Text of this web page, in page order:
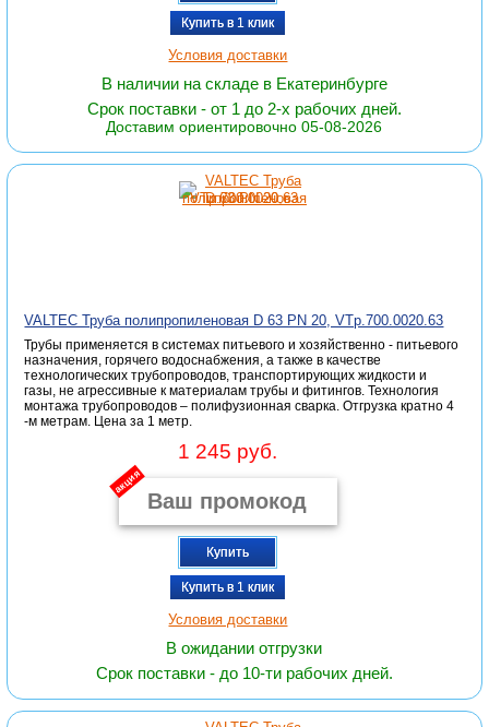
Купить в 1 клик
Условия доставки
В наличии на складе в Екатеринбурге
Срок поставки - от 1 до 2-х рабочих дней.
Доставим ориентировочно 05-08-2026
VALTEC Труба полипропиленовая D 63 PN 20, VTp.700.0020.63
Трубы применяется в системах питьевого и хозяйственно - питьевого
назначения, горячего водоснабжения, а также в качестве
технологических трубопроводов, транспортирующих жидкости и
газы, не агрессивные к материалам трубы и фитингов. Технология
монтажа трубопроводов – полифузионная сварка. Отгрузка кратно 4
-м метрам. Цена за 1 метр.
1 245 руб.
акция
Купить
Купить в 1 клик
Условия доставки
В ожидании отгрузки
Срок поставки - до 10-ти рабочих дней.